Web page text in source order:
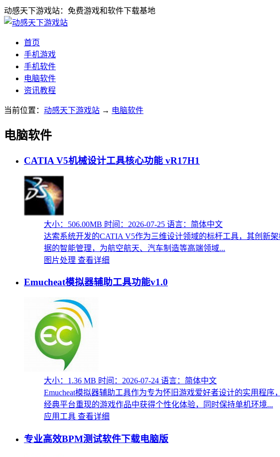
动感天下游戏站：免费游戏和软件下载基地
首页
手机游戏
手机软件
电脑软件
资讯教程
当前位置： 动感天下游戏站 → 电脑软件
电脑软件
CATIA V5机械设计工具核心功能 vR17H1
大小：506.00MB 时间：2026-07-25 语言：简体中文
达索系统开发的CATIA V5作为三维设计领域的标杆工具，其创新
据的智能管理，为航空航天、汽车制造等高端领域...
图片处理 查看详细
Emucheat模拟器辅助工具功能v1.0
大小：1.36 MB 时间：2026-07-24 语言：简体中文
Emucheat模拟器辅助工具作为专为怀旧游戏爱好者设计的实用程
经典平台重现的游戏作品中获得个性化体验，同时保持单机环境...
应用工具 查看详细
专业高效BPM测试软件下载电脑版